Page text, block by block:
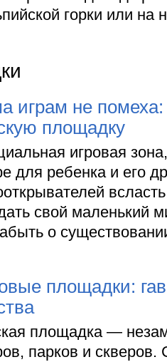
горки или на
играм не помеха:
площадку
игровая
для ребенка и его
свой маленький
о
площадки:
площадка —
парков и скверов.